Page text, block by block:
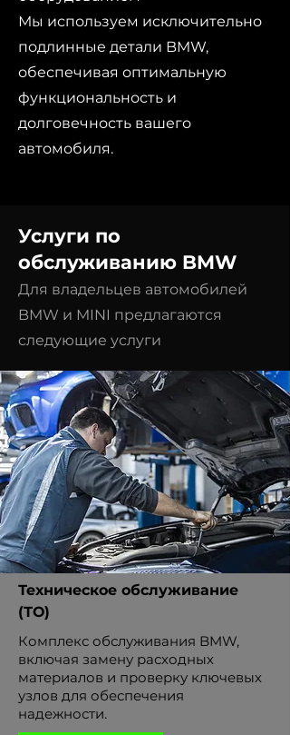
Мы используем исключительно
подлинные детали BMW,
обеспечивая оптимальную
функциональность и
долговечность вашего
автомобиля.
Услуги по
обслуживанию BMW
Для владельцев автомобилей
BMW и MINI предлагаются
следующие услуги
Техническое обслуживание
(ТО)
Комплекс обслуживания BMW,
включая замену расходных
материалов и проверку ключевых
узлов для обеспечения
надежности.